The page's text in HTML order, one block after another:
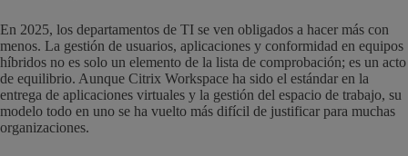
En 2025, los departamentos de TI se ven obligados a hacer más con
menos. La gestión de usuarios, aplicaciones y conformidad en equipos
híbridos no es solo un elemento de la lista de comprobación; es un acto
de equilibrio. Aunque Citrix Workspace ha sido el estándar en la
entrega de aplicaciones virtuales y la gestión del espacio de trabajo, su
modelo todo en uno se ha vuelto más difícil de justificar para muchas
organizaciones.